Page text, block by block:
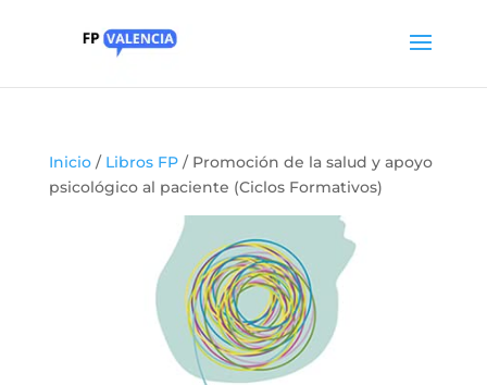
Inicio/ Libros FP/ Promoción de la salud y apoyo
psicológico al paciente (Ciclos Formativos)